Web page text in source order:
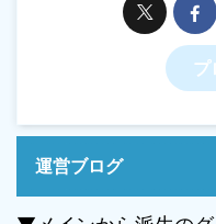
運営ブログ